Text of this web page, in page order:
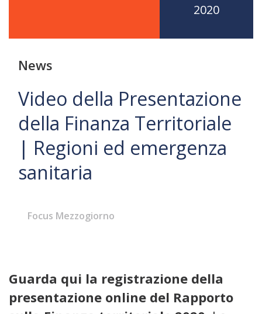
2020
News
Video della Presentazione
della Finanza Territoriale
| Regioni ed emergenza
sanitaria
Focus Mezzogiorno
Guarda qui la registrazione della
presentazione online del Rapporto